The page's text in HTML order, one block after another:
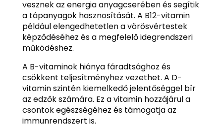
vesznek az energia anyagcserében és segítik
a tápanyagok hasznosítását. A B12-vitamin
például elengedhetetlen a vörösvértestek
képződéséhez és a megfelelő idegrendszeri
működéshez.
A B-vitaminok hiánya fáradtsághoz és
csökkent teljesítményhez vezethet. A D-
vitamin szintén kiemelkedő jelentőséggel bír
az edzők számára. Ez a vitamin hozzájárul a
csontok egészségéhez és támogatja az
immunrendszert is.